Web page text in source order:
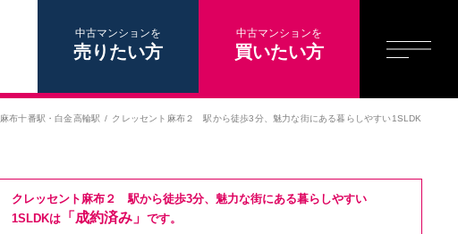
中古マンションを
売りたい方
中古マンションを
買いたい方
麻布十番駅 ・白金高輪駅 クレッセント麻布２ 駅から徒歩3分、魅力な街にある暮らしやすい1SLDK
クレッセント麻布２ 駅から徒歩3分、魅力な街にある暮らしやすい
1SLDKは「成約済み」 です。